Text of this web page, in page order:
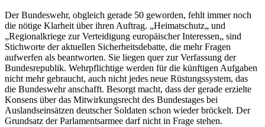
Der Bundeswehr, obgleich gerade 50 geworden, fehlt immer noch
die nötige Klarheit über ihren Auftrag. „Heimatschutz„ und
„Regionalkriege zur Verteidigung europäischer Interessen„ sind
Stichworte der aktuellen Sicherheitsdebatte, die mehr Fragen
aufwerfen als beantworten. Sie liegen quer zur Verfassung der
Bundesrepublik. Wehrpflichtige werden für die künftigen Aufgaben
nicht mehr gebraucht, auch nicht jedes neue Rüstungssystem, das
die Bundeswehr anschafft. Besorgt macht, dass der gerade erzielte
Konsens über das Mitwirkungsrecht des Bundestages bei
Auslandseinsätzen deutscher Soldaten schon wieder bröckelt. Der
Grundsatz der Parlamentsarmee darf nicht in Frage stehen.